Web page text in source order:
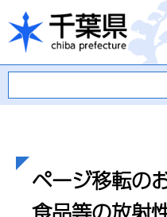
千葉県
ページ移転の